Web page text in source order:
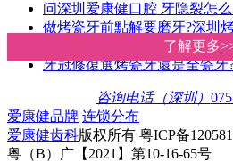
了解更多
了解更多
问深圳爱康健口腔 牙隐裂怎
做烤瓷牙前點解要磨牙?深圳
全瓷冠和烤瓷冠哪個好?區別是
牙冠修復選烤瓷牙還是全瓷牙
咨询电话（深圳）
爱康健品牌 连锁分布
爱康健齿科版权所有 粤ICP备
粤（B）广【2021】第10-16-65号